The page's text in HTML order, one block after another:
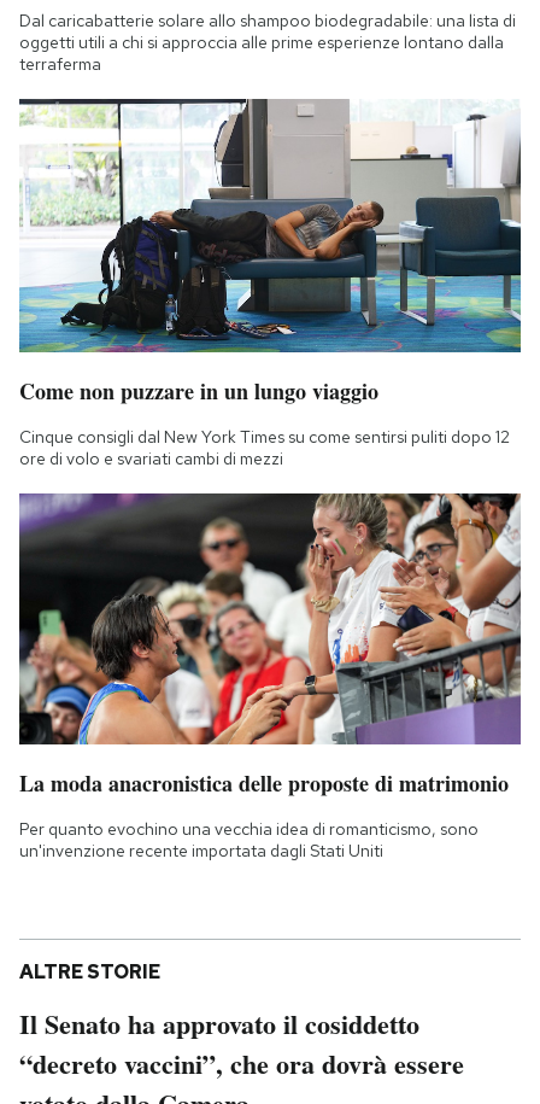
Notifiche mobile
Regala il Post
Hai bisogno di aiuto?
Esci
Dal caricabatterie solare allo shampoo biodegradabile: una lista di
oggetti utili a chi si approccia alle prime esperienze lontano dalla
terraferma
Come non puzzare in un lungo viaggio
Cinque consigli dal New York Times su come sentirsi puliti dopo 12
ore di volo e svariati cambi di mezzi
La moda anacronistica delle proposte di matrimonio
Per quanto evochino una vecchia idea di romanticismo, sono
un'invenzione recente importata dagli Stati Uniti
ALTRE STORIE
Il Senato ha approvato il cosiddetto
“decreto vaccini”, che ora dovrà essere